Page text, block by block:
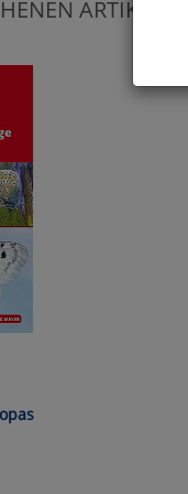
ARTIKEL: